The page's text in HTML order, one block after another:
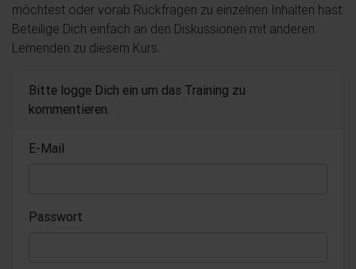
möchtest oder vorab Rückfragen zu einzelnen Inhalten hast:
Beteilige Dich einfach an den Diskussionen mit anderen
Lernenden zu diesem Kurs.
Bitte logge Dich ein um das Training zu
kommentieren.
E-Mail
Passwort